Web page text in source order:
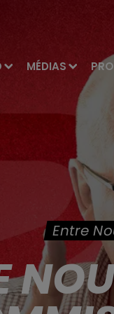
MÉDIAS
Entre